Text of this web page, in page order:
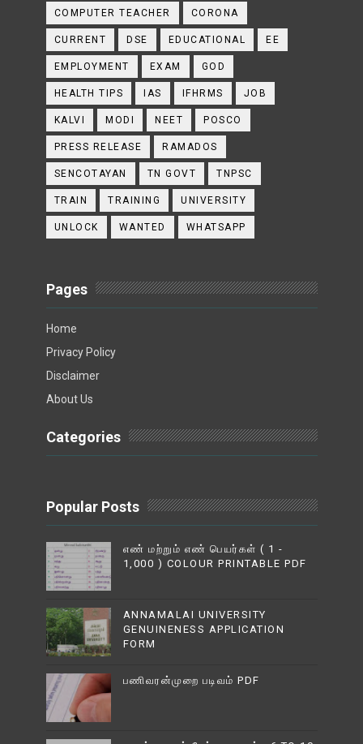
COMPUTER TEACHER CORONA
CURRENT DSE EDUCATIONAL EE
EMPLOYMENT EXAM GOD
HEALTH TIPS IAS IFHRMS JOB
KALVI MODI NEET POSCO
PRESS RELEASE RAMADOS
SENCOTAYAN TN GOVT TNPSC
TRAIN TRAINING UNIVERSITY
UNLOCK WANTED WHATSAPP
Pages
Home
Privacy Policy
Disclaimer
About Us
Categories
Popular Posts
எண் மற்றும் எண் பெயர்கள் ( 1 -
1,000 ) COLOUR PRINTABLE PDF
ANNAMALAI UNIVERSITY
GENUINENESS APPLICATION
FORM
பணிவரன்முறை படிவம் PDF